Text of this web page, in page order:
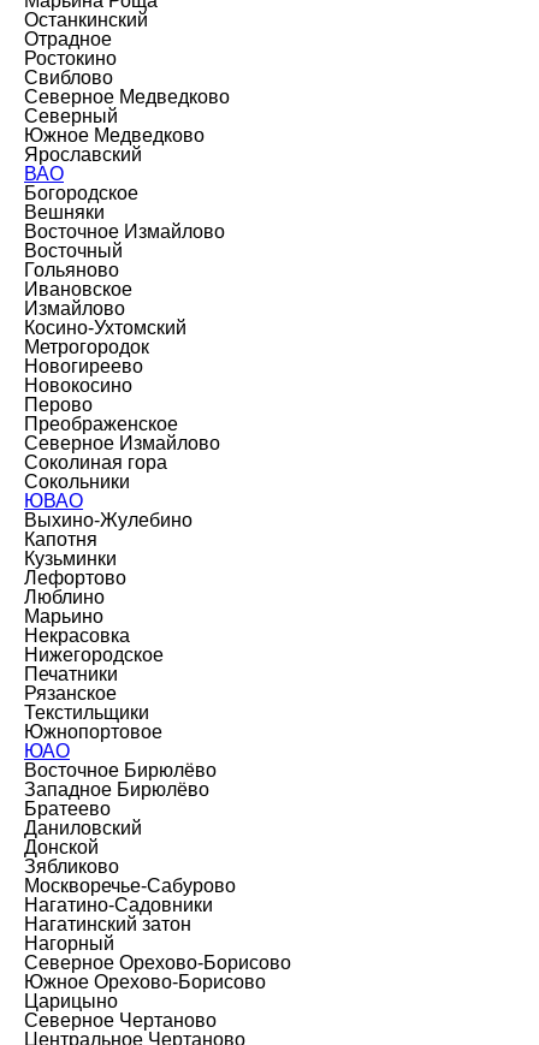
Останкинский
Отрадное
Ростокино
Свиблово
Северное Медведково
Северный
Южное Медведково
Ярославский
ВАО
Богородское
Вешняки
Восточное Измайлово
Восточный
Гольяново
Ивановское
Измайлово
Косино-Ухтомский
Метрогородок
Новогиреево
Новокосино
Перово
Преображенское
Северное Измайлово
Соколиная гора
Сокольники
ЮВАО
Выхино-Жулебино
Капотня
Кузьминки
Лефортово
Люблино
Марьино
Некрасовка
Нижегородское
Печатники
Рязанское
Текстильщики
Южнопортовое
ЮАО
Восточное Бирюлёво
Западное Бирюлёво
Братеево
Даниловский
Донской
Зябликово
Москворечье-Сабурово
Нагатино-Садовники
Нагатинский затон
Нагорный
Северное Орехово-Борисово
Южное Орехово-Борисово
Царицыно
Северное Чертаново
Центральное Чертаново